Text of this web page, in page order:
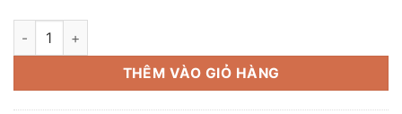
Bộ phụ kiện robot hút bụi Ecovacs Deebot OZMO 900 số
THÊM VÀO GIỎ HÀNG